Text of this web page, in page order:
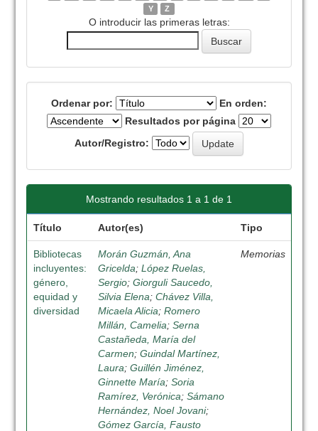
Y
Z
O introducir las primeras letras:
Ordenar por:
En orden:
Resultados por página
Autor/Registro:
Mostrando resultados 1 a 1 de 1
Título Autor(es) Tipo
Bibliotecas
incluyentes:
género,
equidad y
diversidad
Morán Guzmán, Ana
Gricelda; López Ruelas,
Sergio; Giorguli Saucedo,
Silvia Elena; Chávez Villa,
Micaela Alicia; Romero
Millán, Camelia; Serna
Castañeda, María del
Carmen; Guindal Martínez,
Laura; Guillén Jiménez,
Ginnette María; Soria
Ramírez, Verónica; Sámano
Hernández, Noel Jovani;
Gómez García, Fausto
Memorias